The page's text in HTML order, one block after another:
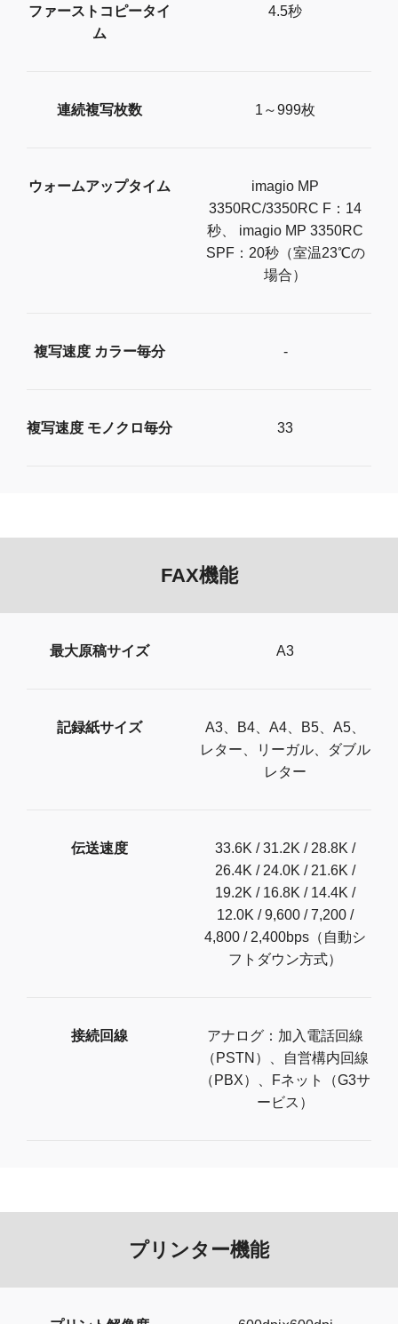
ファーストコピータイ
ム
4.5秒
連続複写枚数 1～999枚
ウォームアップタイム
imagio MP
3350RC/3350RC F：14
秒、 imagio MP 3350RC
SPF：20秒（室温23℃の
場合）
複写速度 カラー毎分 -
複写速度 モノクロ毎分 33
FAX機能
最大原稿サイズ A3
記録紙サイズ
A3、B4、A4、B5、A5、
レター、リーガル、ダブル
レター
伝送速度
33.6K / 31.2K / 28.8K /
26.4K / 24.0K / 21.6K /
19.2K / 16.8K / 14.4K /
12.0K / 9,600 / 7,200 /
4,800 / 2,400bps（自動シ
フトダウン方式）
接続回線
アナログ：加入電話回線
（PSTN）、自営構内回線
（PBX）、Fネット（G3サ
ービス）
プリンター機能